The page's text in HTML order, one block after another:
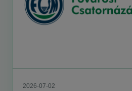
2026-07-02